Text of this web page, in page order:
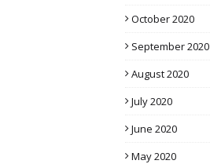
October 2020
September 2020
August 2020
July 2020
June 2020
May 2020